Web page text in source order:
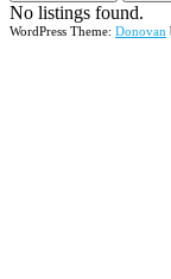
No listings found.
WordPress Theme: Donovan